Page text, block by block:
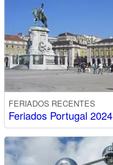
FERIADOS RECENTES
Feriados Portugal 2024